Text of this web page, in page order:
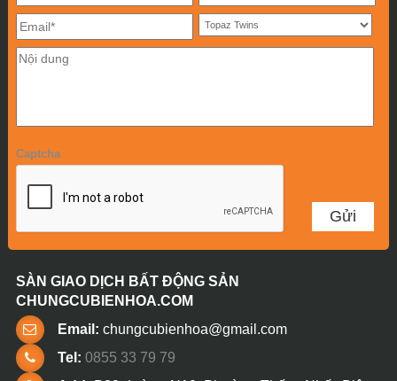
Captcha
SÀN GIAO DỊCH BẤT ĐỘNG SẢN
CHUNGCUBIENHOA.COM
Email: chungcubienhoa@gmail.com
Tel: 0855 33 79 79